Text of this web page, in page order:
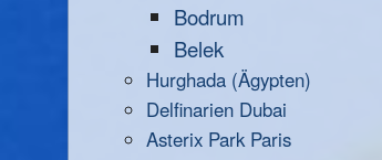
Bodrum
Belek
Hurghada (Ägypten)
Delfinarien Dubai
Asterix Park Paris